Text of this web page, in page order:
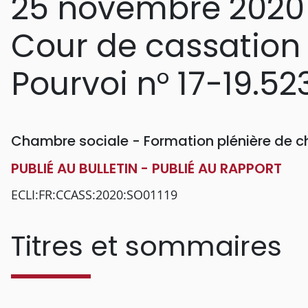
Cour de cassation
Pourvoi n° 17-
Chambre sociale - Formation plénière de
PUBLIÉ AU BULLETIN - PUBLIÉ AU RAPPORT
ECLI:FR:CCASS:2020:SO01119
Titres et sommaires